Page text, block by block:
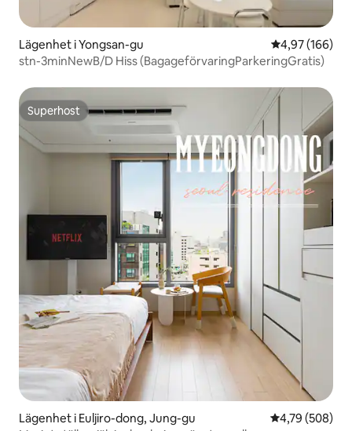
Lägenhet i Yongsan-gu 4,97 av 5 i
4,97 (166)
stn-3minNewB/D Hiss (BagageförvaringParkeringGratis)
Superhost
Superhost
Lägenhet i Euljiro-dong, Jung-gu 4,79 av 5 i
4,79 (508)